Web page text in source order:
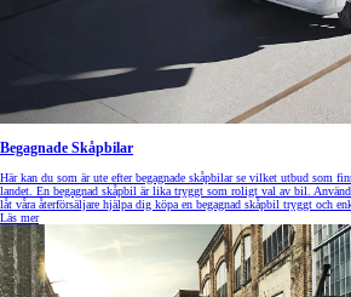
Begagnade Skåpbilar
Här kan du som är ute efter begagnade skåpbilar se vilket utbud som
landet. En begagnad skåpbil är lika tryggt som roligt val av bil.
låt våra återförsäljare hjälpa dig köpa en begagnad skåpbil tryggt och
Läs mer